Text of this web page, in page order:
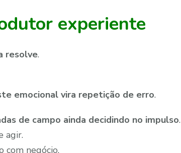
experiente
resolve.
emocional vira repetição de erro.
de campo ainda decidindo no impulso.
agir.
com negócio.